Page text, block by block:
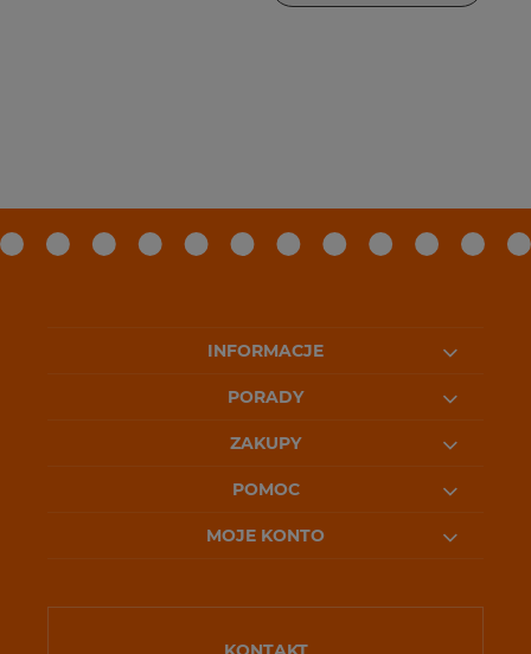
INFORMACJE
PORADY
ZAKUPY
POMOC
MOJE KONTO